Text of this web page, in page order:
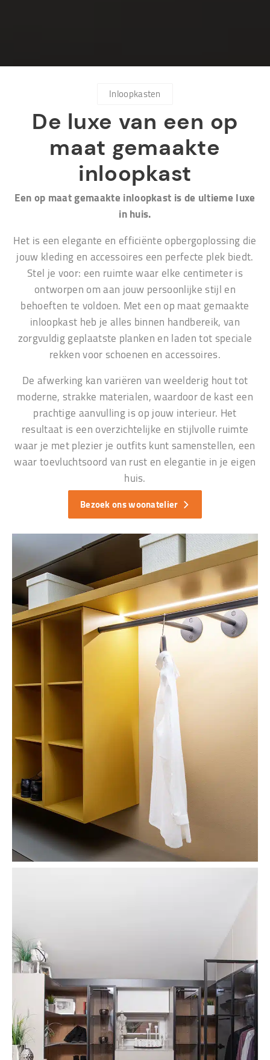
Inloopkasten
De luxe van een op
maat gemaakte
inloopkast
Een op maat gemaakte inloopkast is de ultieme luxe
in huis.
Het is een elegante en efficiënte opbergoplossing die
jouw kleding en accessoires een perfecte plek biedt.
Stel je voor: een ruimte waar elke centimeter is
ontworpen om aan jouw persoonlijke stijl en
behoeften te voldoen. Met een op maat gemaakte
inloopkast heb je alles binnen handbereik, van
zorgvuldig geplaatste planken en laden tot speciale
rekken voor schoenen en accessoires.
De afwerking kan variëren van weelderig hout tot
moderne, strakke materialen, waardoor de kast een
prachtige aanvulling is op jouw interieur. Het
resultaat is een overzichtelijke en stijlvolle ruimte
waar je met plezier je outfits kunt samenstellen, een
waar toevluchtsoord van rust en elegantie in je eigen
huis.
Bezoek ons woonatelier